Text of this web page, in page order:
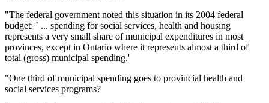
"The federal government noted this situation in its 2004 federal
budget: ` ... spending for social services, health and housing
represents a very small share of municipal expenditures in most
provinces, except in Ontario where it represents almost a third of
total (gross) municipal spending.'
"One third of municipal spending goes to provincial health and
social services programs?